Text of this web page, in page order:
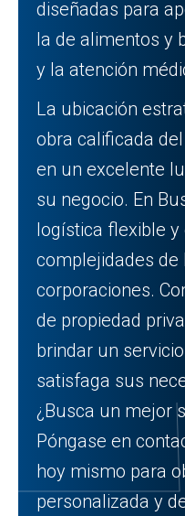
diseñadas para
la de alimentos y
y la atención
La ubicación
obra calificada
en un excelente
su negocio. En
logística flexible
complejidades de
corporaciones.
de propiedad
brindar un
satisfaga sus
¿Busca un mejor
Póngase en
hoy mismo para
personalizada y